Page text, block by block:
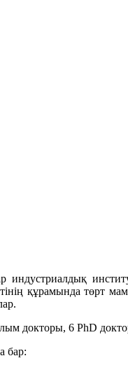
құрамында
докторы, 6 PhD
бар: